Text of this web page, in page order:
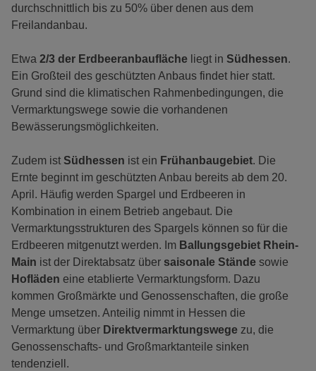
durchschnittlich bis zu 50% über denen aus dem
Freilandanbau.
Etwa 2/3 der Erdbeeranbaufläche liegt in Südhessen.
Ein Großteil des geschützten Anbaus findet hier statt.
Grund sind die klimatischen Rahmenbedingungen, die
Vermarktungswege sowie die vorhandenen
Bewässerungsmöglichkeiten.
Zudem ist Südhessen ist ein Frühanbaugebiet. Die
Ernte beginnt im geschützten Anbau bereits ab dem 20.
April. Häufig werden Spargel und Erdbeeren in
Kombination in einem Betrieb angebaut. Die
Vermarktungsstrukturen des Spargels können so für die
Erdbeeren mitgenutzt werden. Im Ballungsgebiet Rhein-
Main ist der Direktabsatz über saisonale Stände sowie
Hofläden eine etablierte Vermarktungsform. Dazu
kommen Großmärkte und Genossenschaften, die große
Menge umsetzen. Anteilig nimmt in Hessen die
Vermarktung über Direktvermarktungswege zu, die
Genossenschafts- und Großmarktanteile sinken
tendenziell.